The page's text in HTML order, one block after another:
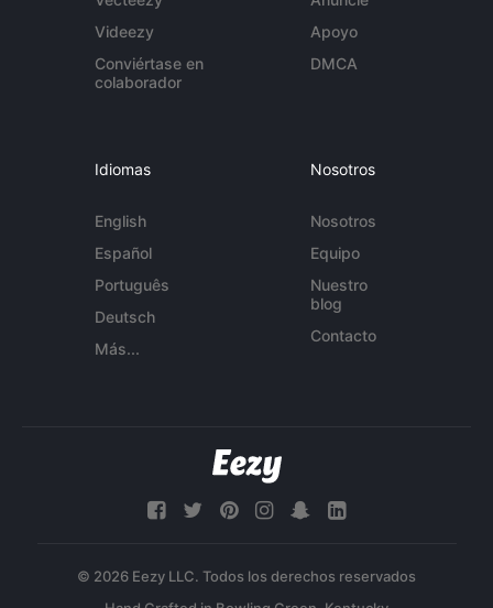
Videezy
Conviértase en
colaborador
Apoyo
DMCA
Idiomas
English
Español
Português
Deutsch
Más...
Nosotros
Nosotros
Equipo
Nuestro
blog
Contacto
© 2026 Eezy LLC. Todos los derechos reservados